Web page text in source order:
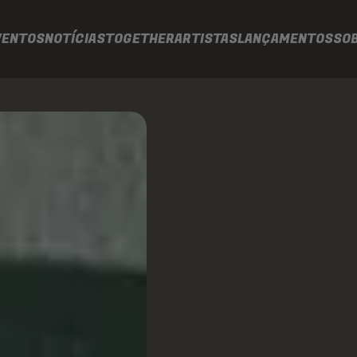
NOTÍCIASTOGETHERARTISTASLANÇAMENTOS